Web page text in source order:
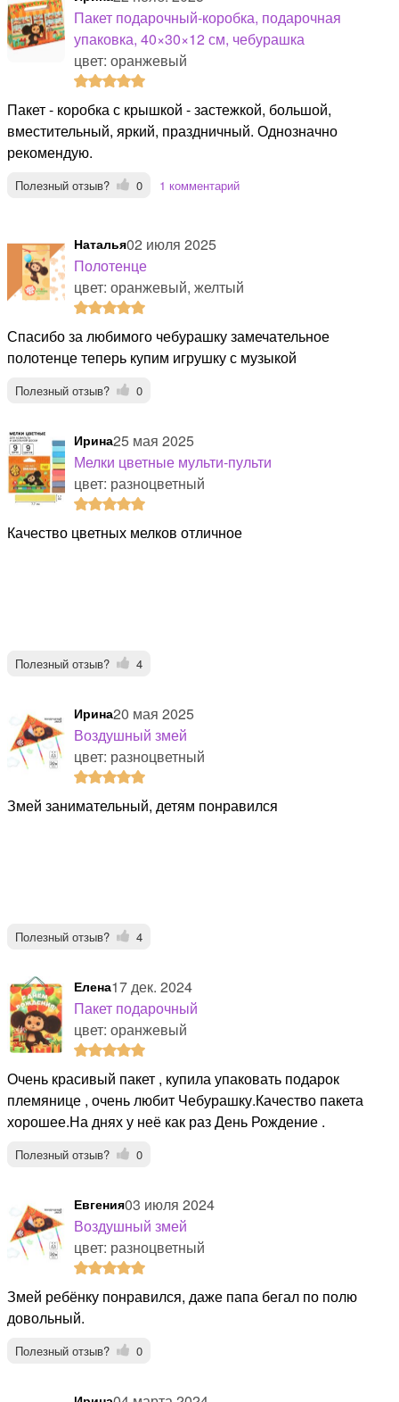
Пакет подарочный-коробка, подарочная
упаковка, 40×30×12 см, чебурашка
цвет: оранжевый
Пакет - коробка с крышкой - застежкой, большой,
вместительный, яркий, праздничный. Однозначно
рекомендую.
Полезный отзыв? 0 1 комментарий
Наталья02 июля 2025
Полотенце
цвет: оранжевый, желтый
спасибо за любимого чебурашку замечательное
полотенце теперь купим игрушку с музыкой
Полезный отзыв? 0
Ирина25 мая 2025
Мелки цветные мульти-пульти
цвет: разноцветный
Качество цветных мелков отличное
Полезный отзыв? 4
Ирина20 мая 2025
Воздушный змей
цвет: разноцветный
Змей занимательный, детям понравился
Полезный отзыв? 4
Елена17 дек. 2024
Пакет подарочный
цвет: оранжевый
Очень красивый пакет , купила упаковать подарок
племянице , очень любит Чебурашку.Качество пакета
хорошее.На днях у неё как раз День Рождение .
Полезный отзыв? 0
Евгения03 июля 2024
Воздушный змей
цвет: разноцветный
Змей ребёнку понравился, даже папа бегал по полю
довольный.
Полезный отзыв? 0